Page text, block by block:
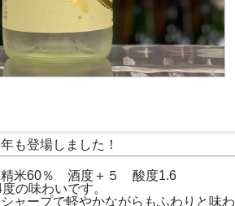
も登場しました！
米60％ 酒度＋５ 酸度1.6
の味わいです。
ャープで軽やかながらもふわりと味わ